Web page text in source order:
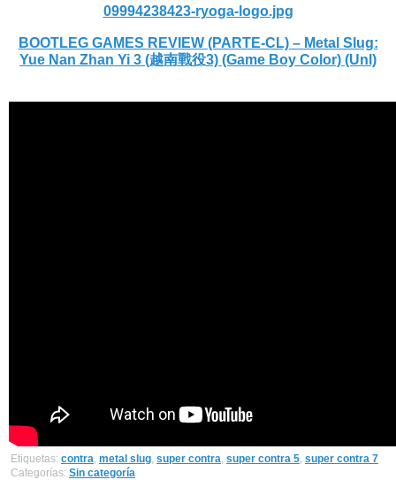
09994238423-ryoga-logo.jpg
BOOTLEG GAMES REVIEW (PARTE-CL) – Metal Slug:
Yue Nan Zhan Yi 3 (越南戰役3) (Game Boy Color) (Unl)
Etiquetas: contra, metal slug, super contra, super contra 5, super contra 7
Categorías: Sin categoría